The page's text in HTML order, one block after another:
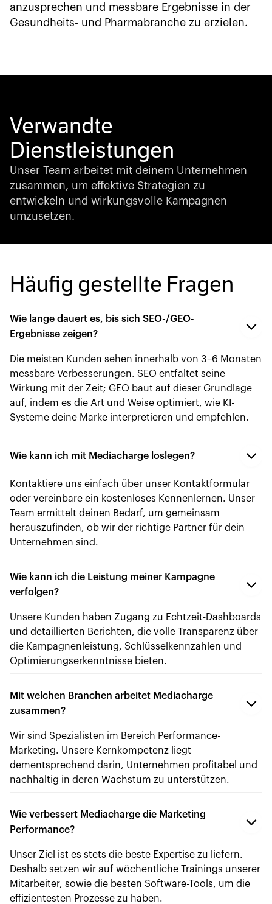
anzusprechen und messbare Ergebnisse in der
Gesundheits- und Pharmabranche zu erzielen.
Verwandte
Dienstleistungen
Unser Team arbeitet mit deinem Unternehmen
zusammen, um effektive Strategien zu
entwickeln und wirkungsvolle Kampagnen
umzusetzen.
Häufig gestellte Fragen
Wie lange dauert es, bis sich SEO-/GEO-
Ergebnisse zeigen?
Die meisten Kunden sehen innerhalb von 3–6 Monaten
messbare Verbesserungen. SEO entfaltet seine
Wirkung mit der Zeit; GEO baut auf dieser Grundlage
auf, indem es die Art und Weise optimiert, wie KI-
Systeme deine Marke interpretieren und empfehlen.
Wie kann ich mit Mediacharge loslegen?
Kontaktiere uns einfach über unser Kontaktformular
oder vereinbare ein kostenloses Kennenlernen. Unser
Team ermittelt deinen Bedarf, um gemeinsam
herauszufinden, ob wir der richtige Partner für dein
Unternehmen sind.
Wie kann ich die Leistung meiner Kampagne
verfolgen?
Unsere Kunden haben Zugang zu Echtzeit-Dashboards
und detaillierten Berichten, die volle Transparenz über
die Kampagnenleistung, Schlüsselkennzahlen und
Optimierungserkenntnisse bieten.
Mit welchen Branchen arbeitet Mediacharge
zusammen?
Wir sind Spezialisten im Bereich Performance-
Marketing. Unsere Kernkompetenz liegt
dementsprechend darin, Unternehmen profitabel und
nachhaltig in deren Wachstum zu unterstützen.
Wie verbessert Mediacharge die Marketing
Performance?
Unser Ziel ist es stets die beste Expertise zu liefern.
Deshalb setzen wir auf wöchentliche Trainings unserer
Mitarbeiter, sowie die besten Software-Tools, um die
effizientesten Prozesse zu haben.